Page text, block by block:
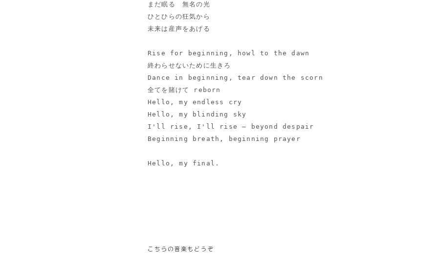
まだ眠る　無名の光
ひとひらの狂気から
未来は産声をあげる
Rise for beginning, howl to the dawn
終わらせないために生きろ
Dance in beginning, tear down the scorn
全てを賭けて reborn
Hello, my endless cry
Hello, my blinding sky
I'll rise, I'll rise — beyond despair
Beginning breath, beginning prayer
Hello, my final.
こちらの音楽もどうぞ